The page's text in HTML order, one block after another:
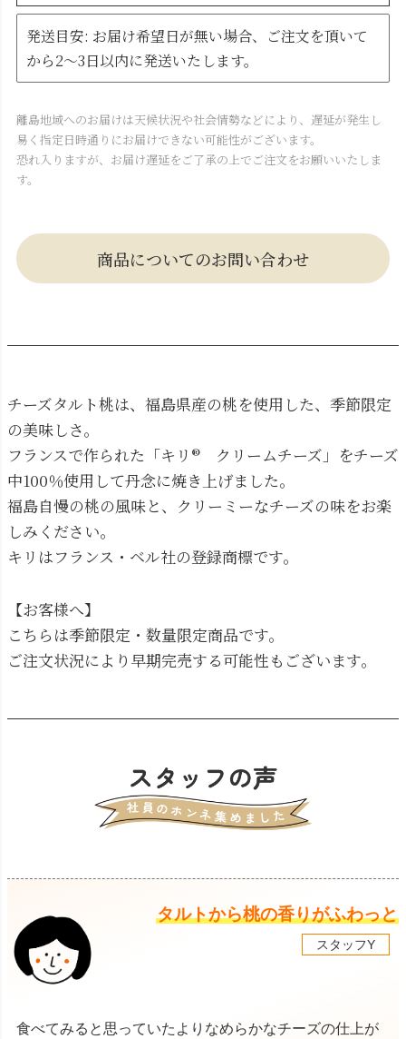
発送目安: お届け希望日が無い場合、ご注文を頂いて
から2～3日以内に発送いたします。
離島地域へのお届けは天候状況や社会情勢などにより、遅延が発生し
易く指定日時通りにお届けできない可能性がございます。
恐れ入りますが、お届け遅延をご了承の上でご注文をお願いいたしま
す。
商品についてのお問い合わせ
チーズタルト桃は、福島県産の桃を使用した、季節限定
の美味しさ。
フランスで作られた「キリ® クリームチーズ」をチーズ
中100％使用して丹念に焼き上げました。
福島自慢の桃の風味と、クリーミーなチーズの味をお楽
しみください。
キリはフランス・ベル社の登録商標です。
【お客様へ】
こちらは季節限定・数量限定商品です。
ご注文状況により早期完売する可能性もございます。
タルトから桃の香りがふわっと
スタッフY
食べてみると思っていたよりなめらかなチーズの仕上が